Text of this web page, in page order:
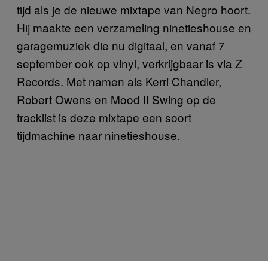
tijd als je de nieuwe mixtape van Negro hoort.
Hij maakte een verzameling ninetieshouse en
garagemuziek die nu digitaal, en vanaf 7
september ook op vinyl, verkrijgbaar is via Z
Records. Met namen als Kerri Chandler,
Robert Owens en Mood II Swing op de
tracklist is deze mixtape een soort
tijdmachine naar ninetieshouse.